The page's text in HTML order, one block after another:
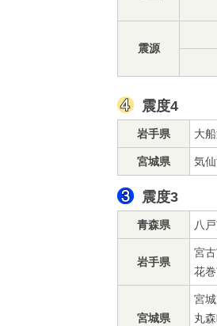
震源
震度4
岩手県 大
宮城県 気
震度3
青森県 八
岩手県
宮
花
宮城県
宮
丸